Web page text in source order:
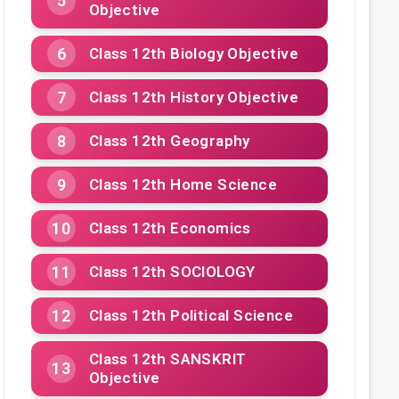
Objective
Class 12th Biology Objective
Class 12th History Objective
Class 12th Geography
Class 12th Home Science
Class 12th Economics
Class 12th SOCIOLOGY
Class 12th Political Science
Class 12th SANSKRIT
Objective